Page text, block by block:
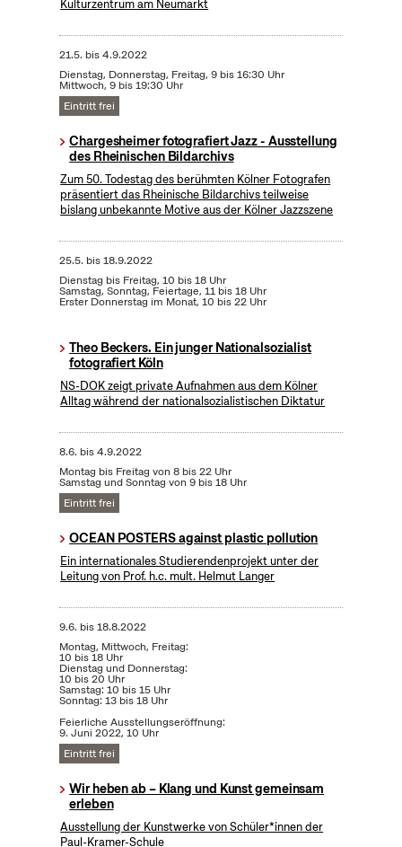
Kulturzentrum am Neumarkt
21.5. bis4.9.2022
Dienstag, Donnerstag, Freitag, 9 bis 16:30 Uhr
Mittwoch, 9 bis 19:30 Uhr
Eintritt frei
Chargesheimer fotografiert Jazz - Ausstellung
des Rheinischen Bildarchivs
Zum 50. Todestag des berühmten Kölner Fotografen
präsentiert das Rheinische Bildarchivs teilweise
bislang unbekannte Motive aus der Kölner Jazzszene
25.5. bis18.9.2022
Dienstag bis Freitag, 10 bis 18 Uhr
Samstag, Sonntag, Feiertage, 11 bis 18 Uhr
Erster Donnerstag im Monat, 10 bis 22 Uhr
Theo Beckers. Ein junger Nationalsozialist
fotografiert Köln
NS-DOK zeigt private Aufnahmen aus dem Kölner
Alltag während der nationalsozialistischen Diktatur
8.6. bis4.9.2022
Montag bis Freitag von 8 bis 22 Uhr
Samstag und Sonntag von 9 bis 18 Uhr
Eintritt frei
OCEAN POSTERS against plastic pollution
Ein internationales Studierendenprojekt unter der
Leitung von Prof. h.c. mult. Helmut Langer
9.6. bis18.8.2022
Montag, Mittwoch, Freitag:
10 bis 18 Uhr
Dienstag und Donnerstag:
10 bis 20 Uhr
Samstag: 10 bis 15 Uhr
Sonntag: 13 bis 18 Uhr
Feierliche Ausstellungseröffnung:
9. Juni 2022, 10 Uhr
Eintritt frei
Wir heben ab – Klang und Kunst gemeinsam
erleben
Ausstellung der Kunstwerke von Schüler*innen der
Paul-Kramer-Schule